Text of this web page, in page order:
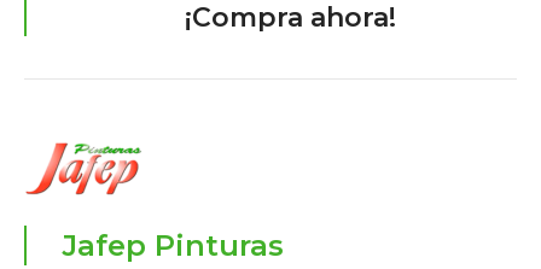
¡Compra ahora!
Jafep Pinturas